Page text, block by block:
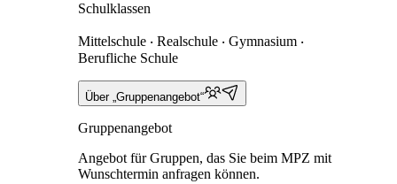
Schulklassen
Mittelschule ‧ Realschule ‧ Gymnasium ‧
Berufliche Schule
Über „Gruppenangebot“
Gruppenangebot
Angebot für Gruppen, das Sie beim MPZ mit
Wunschtermin anfragen können.